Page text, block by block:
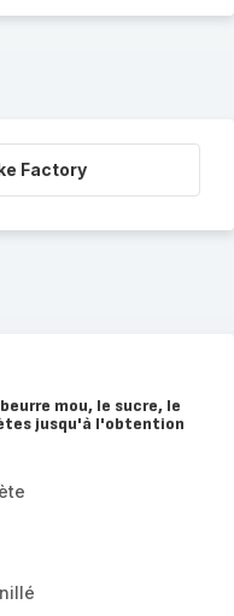
Factory
mou, le sucre, le
jusqu'à l'obtention